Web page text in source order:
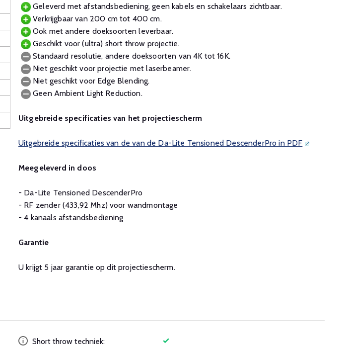
Geleverd met afstandsbediening, geen kabels en schakelaars zichtbaar.
Verkrijgbaar van 200 cm tot 400 cm.
Ook met andere doeksoorten leverbaar.
Geschikt voor (ultra) short throw projectie.
Standaard resolutie, andere doeksoorten van 4K tot 16K.
Niet geschikt voor projectie met laserbeamer.
Niet geschikt voor Edge Blending.
Geen Ambient Light Reduction.
Uitgebreide specificaties van het projectiescherm
Uitgebreide specificaties van de van de Da-Lite Tensioned DescenderPro in PDF
Meegeleverd in doos
- Da-Lite Tensioned DescenderPro
- RF zender (433,92 Mhz) voor wandmontage
- 4 kanaals afstandsbediening
Garantie
U krijgt 5 jaar garantie op dit projectiescherm.
Short throw techniek: